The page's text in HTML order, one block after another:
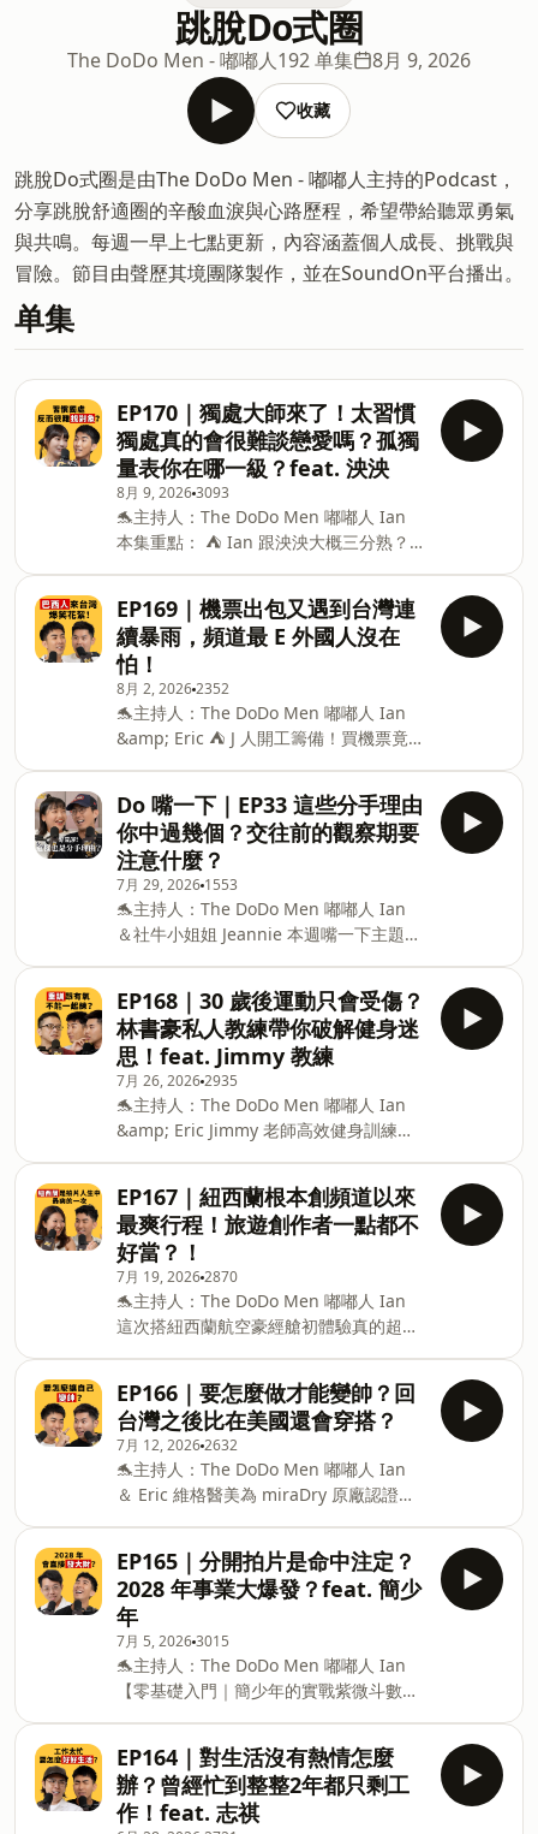
跳脫Do式圈
The DoDo Men - 嘟嘟人192 单集 8月 9, 2026
收藏
跳脫Do式圈是由The DoDo Men - 嘟嘟人主持的Podcast，
分享跳脫舒適圈的辛酸血淚與心路歷程，希望帶給聽眾勇氣
與共鳴。每週一早上七點更新，內容涵蓋個人成長、挑戰與
冒險。節目由聲歷其境團隊製作，並在SoundOn平台播出。
单集
EP170｜獨處大師來了！太習慣
獨處真的會很難談戀愛嗎？孤獨
量表你在哪一級？feat. 泱泱
8月 9, 20263093
🐬主持人：The DoDo Men 嘟嘟人 Ian
本集重點： ⛺ Ian 跟泱泱大概三分熟？
指數大賽，誰獲勝？ ⛺ 這麼獨立是來自
「被保護太多」？ ⛺ 公開過去分手理
由！沒有自己空間是大問題？ ⛺ 心力有
限，工作戀愛只能二擇一？ ⛺ 超級慢
熟，「好朋友條件」有哪些？ ⛺ 大師開
示！獨處可以怎麼練習？ The DoDo Men
- 嘟嘟人 YouTube｜
https://www.youtube.com/@TheDoDoMen
Instagram｜
https://instagram.com/thedodomen
Facebook｜
https://www.facebook.com/TheDoDoMen
本節目由【聲歷其境】團隊製作播出 合作
邀約請來信｜
Business@thedodomen.org
EP169｜機票出包又遇到台灣連
續暴雨，頻道最 E 外國人沒在
怕！
8月 2, 20262352
🐬主持人：The DoDo Men 嘟嘟人 Ian
&amp; Eric ⛺ J 人開工籌備！買機票竟一
Victor 完全沒被影響？ ⛺ 亂跟路人講
「ＯＯＯ」，爆笑又尷尬 ⛺ Victor 在台
灣的文化衝擊是？ ⛺ 台灣人跟巴西人其
實有相同處？ ⛺ Victor 下次什麼時候
來！ ⛺ 巴西路人跟退役台灣國手踢國
球，球技超強！ The DoDo Men - 嘟嘟人
YouTube｜
https://www.youtube.com/@TheDoDoMen
Instagram｜
https://instagram.com/thedodomen
Facebook｜
https://www.facebook.com/TheDoDoMen
本節目由【聲歷其境】團隊製作播出 合作
邀約請來信｜ Business@thedodom
Do 嘴一下｜EP33 這些分手理由
你中過幾個？交往前的觀察期要
注意什麼？
7月 29, 2026 1553
🐬主持人：The DoDo Men 嘟嘟人 Ian
＆社牛小姐姐 Jeannie 本週嘴一下主題：
這樣做！ 💋 飲食習慣不合其實很嚴
重！？ 💋 工作&gt;愛情，總讓感情卡
關？ 💋 頻道草創期 Ian 的未來只有 Eric
但沒有女友？ 🏃The DoDo Men - 嘟嘟人
YouTube｜
https://www.youtube.com/@TheDoDoMen
Instagram｜
https://instagram.com/thedodomen
Facebook｜
https://www.facebook.com/TheDoDoMen
本節目由【聲歷其境】團隊製作播出 📩
合作邀約請來信｜
Business@thedodomen.org －－－－
以下為 So
EP168｜30 歲後運動只會受傷？
林書豪私人教練帶你破解健身迷
思！feat. Jimmy 教練
7月 26, 20262935
🐬主持人：The DoDo Men 嘟嘟人 Ian
&amp; Eric Jimmy 老師高效健身訓練系
輸入「dopod350」再折350元 🔎 課程介
紹：hi.sat.cool/Nj7Zd 一套獨立於教練的
身體進步系統！ 14年實戰訓練經驗，頂尖
運動員也受用的動力鏈訓練邏輯 精準發力
肌動學底層訓練，同樣時間練出更高訓練
效率💪 ※ 相機設定問題導致自動變焦狀
況，敬請見諒 本集重點： ⛺ 神！跟教練
小練後兩人收穫滿滿！ ⛺ 平凡人跟頂尖
運動員的差異是？強者思維果然不同 ⛺
Eric 適合做「絕對力量」的挑戰，Ian 可
以當極限體能王？ ⛺ 破解重訓迷思！怕
太壯有道理嗎？有年齡限制嗎？ ⛺ 只做
深蹲還不夠！更建議做「這個」！ ⛺ 運
動前了解自己的身體能力很重要！ ⛺ 嘟
嘟人的 Inbody 表現如何？接下來可以
EP167｜紐西蘭根本創頻道以來
最爽行程！旅遊創作者一點都不
好當？！
7月 19, 20262870
🐬主持人：The DoDo Men 嘟嘟人 Ian
這次搭紐西蘭航空豪經艙初體驗真的超讚
有好吃又有特色的餐點，整趟旅程都很享
受欸🤩 想看看紐西蘭的美麗風景就趕快出
發摟 👉 https://tinyurl.com/35utu44a
本集重點： ⛺ 跟老闆出國除了紐西蘭還
有什麼選擇？ ⛺ 北島真的很無聊？實際
跟想像一樣嗎？ ⛺ 以為自己愛刺激，高
空彈跳卻嚇瘋！ ⛺ 一輩子沒看過這麼多
星星！南半球的星空太驚人！ ⛺ 生日跟
老闆過，獲得超完美的一天？ ⛺ 公開沒
有拍進去的彩蛋行程！ ⛺ 11 天玩不夠！
下次想去好好發呆？ ⛺ 旅遊 YTR 初體
驗，真的是夢幻工作嗎？ The DoDo Men
- 嘟嘟人 YouTube｜
https://www.youtube.com/@TheDoDoMen
Instagra
EP166｜要怎麼做才能變帥？回
台灣之後比在美國還會穿搭？
7月 12, 20262632
🐬主持人：The DoDo Men 嘟嘟人 Ian
＆ Eric 維格醫美為 miraDry 原廠認證診
師 進行專業評估與操作。 💧如果你也有
腋下出汗、濕痕或氣味方面的困擾，可以
先填寫維格「腋下清新管理問卷」，進一
步了解自己是不是適合這項療程呦 👉 專
屬問卷：https://reurl.cc/NOaaQ6 ＊本
集內容為 Eric 個人體驗分享，實際療程感
受與效果因個人體質而異，療程前須經專
業醫師評估。 #維格醫美 #miraDry清新
微波 #多汗狐臭 本集重點： ⛺ 00:34 本
集開場 ⛺ 04:13 臉皮厚起來，捫心自問：
自己帥嗎？ ⛺ 07:44 心目中的「理想帥
哥」是誰？ ⛺ 11:58 Eric 從小自卑，大
EP165｜分開拍片是命中注定？
2028 年事業大爆發？feat. 簡少
年
7月 5, 20263015
🐬主持人：The DoDo Men 嘟嘟人 Ian
【零基礎入門｜簡少年的實戰紫微斗數課
避損，無論人際、感情、工作、理財或健
康，都能幫你做對重要的決定！ ✨自己幫
自己算。找到最好的方向 ✨募資期間限時
優惠低於五折！越早買折數越低 現在輸入
EP164｜對生活沒有熱情怎麼
辦？曾經忙到整整2年都只剩工
作！feat. 志祺